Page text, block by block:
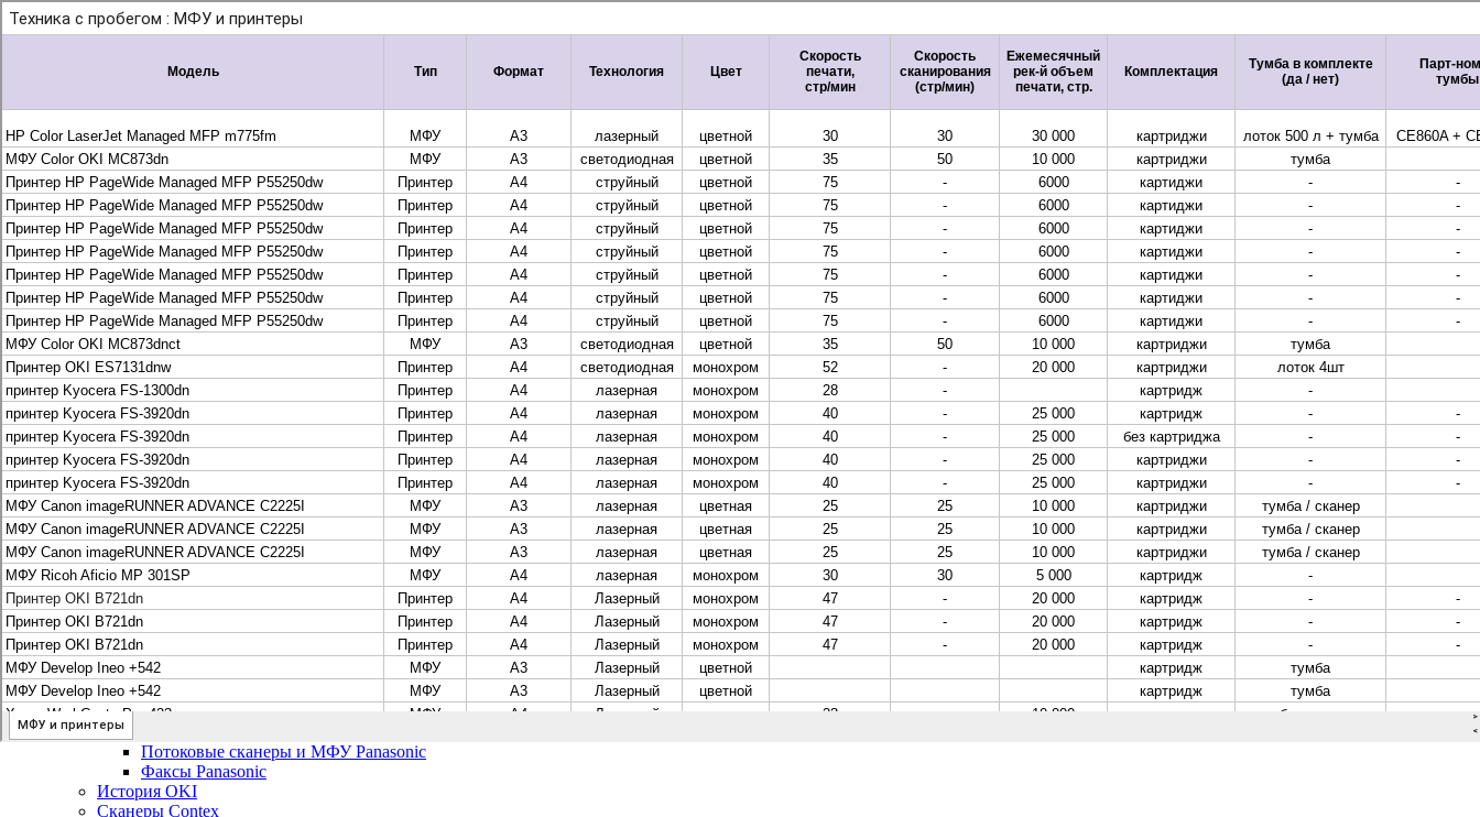
Рассчитать и заказать
Рассчитать и заказать
О компании
История Леком
Производители
Леком
Pantum
UTINET
G&G
ГК “Катюша”
Высокопроизводительные копиры DEVELOP
МФУ, копиры и принтеры KYOCERA
Принтеры и МФУ и факсы Brother
Плоттеры и МФУ Oce
Плоттеры и МФУ Oce
Цифровые системы Oce VarioPrint DP Line
МФУ, сканеры, плоттеры и принтеры Canon
Плоттеры Canon
Принтеры и МФУ Canon
Сканеры Canon
Распродажа картриджей Canon
МФУ, сканеры, плоттеры и принтеры HP
Принтеры и МФУ HP
Плоттеры hp
МФУ, копиры и принтеры OKI
МФУ, копиры и принтеры RICOH
Ремонт и продажа копировальных аппаратов Infotec
Потоковые сканеры, МФУ и факсы Panasonic
Потоковые сканеры и МФУ Panasonic
Факсы Panasonic
История OKI
Сканеры Contex